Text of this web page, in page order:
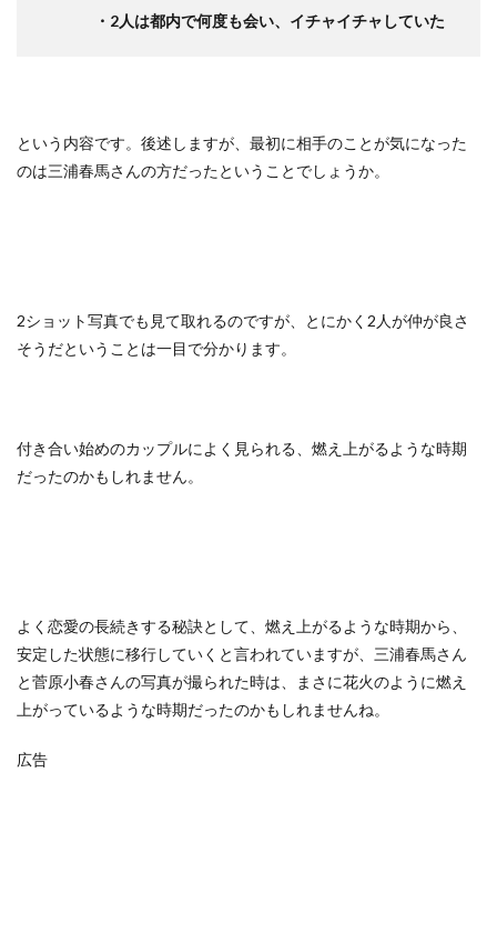
・2人は都内で何度も会い、イチャイチャしていた
という内容です。後述しますが、最初に相手のことが気になった
のは三浦春馬さんの方だったということでしょうか。
2ショット写真でも見て取れるのですが、とにかく2人が仲が良さ
そうだということは一目で分かります。
付き合い始めのカップルによく見られる、燃え上がるような時期
だったのかもしれません。
よく恋愛の長続きする秘訣として、燃え上がるような時期から、
安定した状態に移行していくと言われていますが、三浦春馬さん
と菅原小春さんの写真が撮られた時は、まさに花火のように燃え
上がっているような時期だったのかもしれませんね。
広告